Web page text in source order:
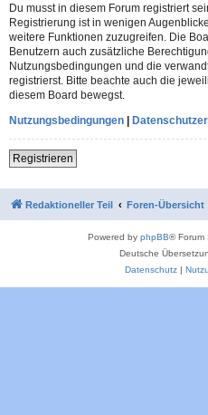
Du musst in diesem Forum registriert
Registrierung ist in wenigen
weitere Funktionen zuzugreifen. Die
Benutzern auch zusätzliche
Nutzungsbedingungen und die
registrierst. Bitte beachte auch die
diesem Board bewegst.
Nutzungsbedingungen |
Registrieren
Redaktioneller Teil Foren-Übersicht
Powered by phpBB® Forum
Deutsche
Datenschutz|